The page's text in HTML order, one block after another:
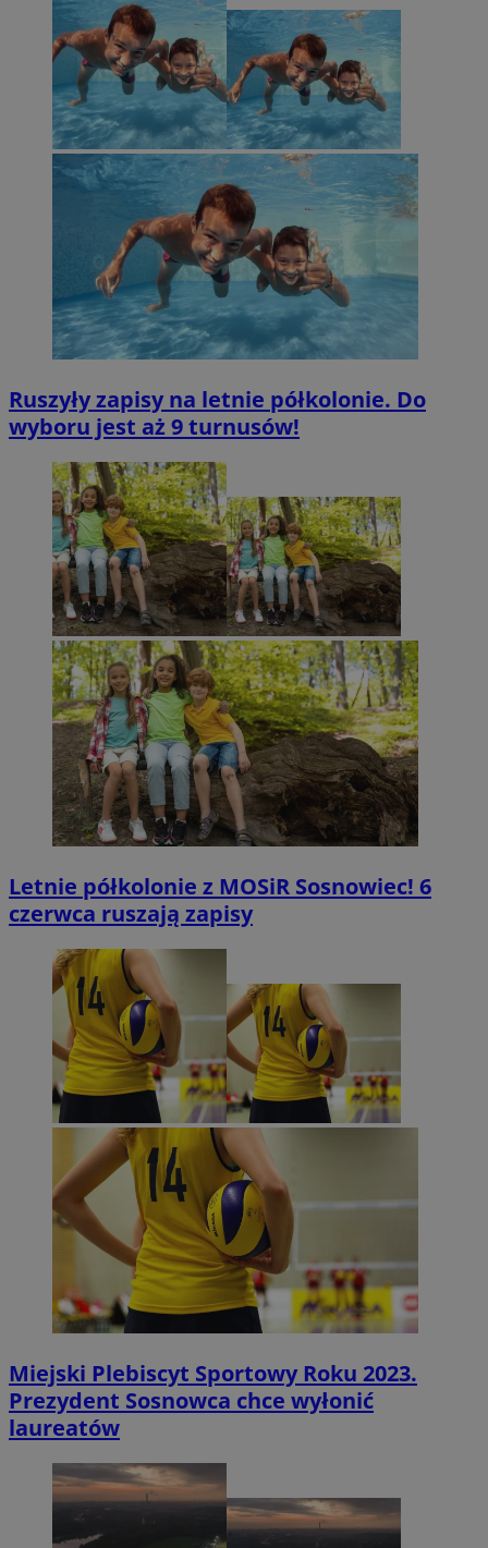
Ruszyły zapisy na letnie półkolonie. Do
wyboru jest aż 9 turnusów!
Letnie półkolonie z MOSiR Sosnowiec! 6
czerwca ruszają zapisy
Miejski Plebiscyt Sportowy Roku 2023.
Prezydent Sosnowca chce wyłonić
laureatów